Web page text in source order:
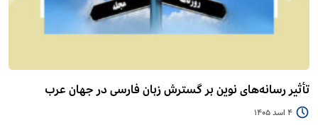
تأثیر رسانه‌های نوین بر گسترش زبان فارسی در جهان عرب
4 اسد 1405